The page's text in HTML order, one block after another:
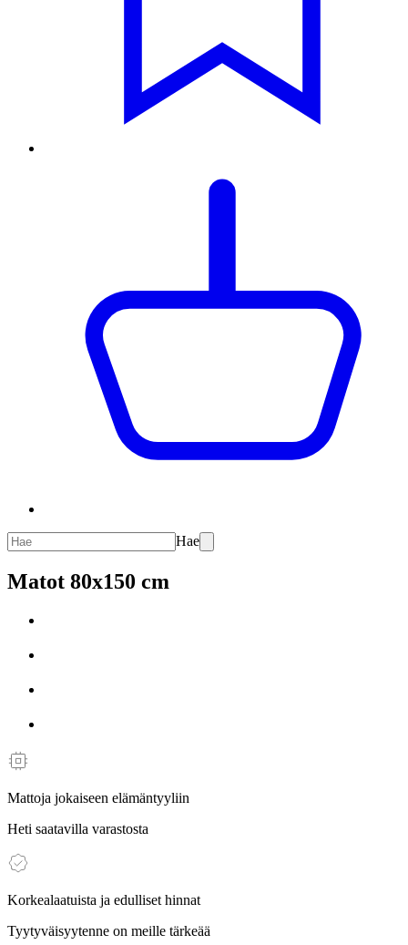
Hae
Matot 80x150 cm
Mattoja jokaiseen elämäntyyliin
Heti saatavilla varastosta
Korkealaatuista ja edulliset hinnat
Tyytyväisyytenne on meille tärkeää